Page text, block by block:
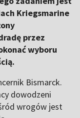
Kriegsmarine
przez
wyboru
Bismarck.
dowodzeni
wrogów jest